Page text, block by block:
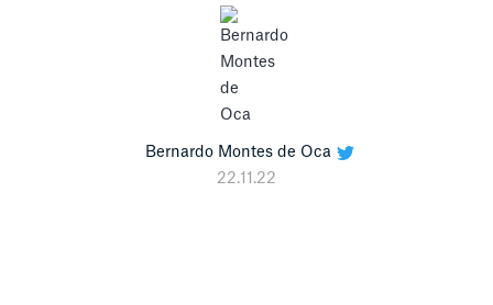
Bernardo Montes de Oca
22.11.22